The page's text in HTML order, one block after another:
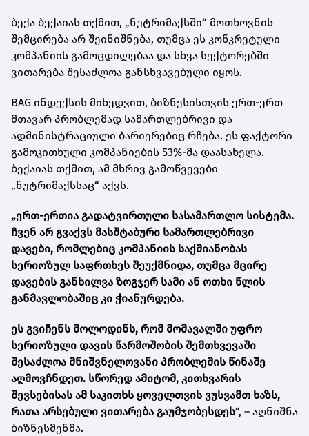
ბექა ბექაიას თქმით, „ნუტრიმაქსში“ მოთხოვნის
შემცირება არ შეინიშნება, თუმცა ეს კონკრეტული
კომპანიის გამოცდილებაა და სხვა სექტორებში
ვითარება შესაძლოა განსხვავებული იყოს.
BAG ინდექსის მიხედვით, ბიზნესისთვის ერთ-ერთ
მთავარ პრობლემად სამართლებრივი და
ადმინისტრაციული ბარიერებიც რჩება. ეს ფაქტორი
გამოკითხული კომპანიების 53%-მა დაასახელა.
ბექაიას თქმით, ამ მხრივ გამოწვევები
„ნუტრიმაქსსაც“ აქვს.
„ერთ-ერთია გადატვირთული სასამართლო სისტემა.
ჩვენ არ გვაქვს მასშტაბური სამართლებრივი
დავები, რომლებიც კომპანიის საქმიანობას
სერიოზულ საფრთხეს შეუქმნიდა, თუმცა მცირე
დავების განხილვა ზოგჯერ სამი ან ოთხი წლის
განმავლობაშიც კი ჭიანურდება.
ეს გვიჩენს მოლოდინს, რომ მომავალში უფრო
სერიოზული დავის წარმოშობის შემთხვევაში
შესაძლოა მნიშვნელოვანი პრობლემის წინაშე
აღმოვჩნდეთ. სწორედ ამიტომ, კითხვარის
შევსებისას ამ საკითხს ყოველთვის ვუსვამთ ხაზს,
რათა არსებული ვითარება გაუმჯობესდეს“, – აღნიშნა
ბიზნესმენმა.